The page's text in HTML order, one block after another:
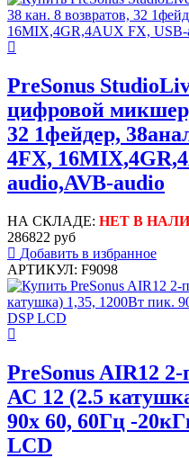
PreSonus
цифровой
32 1фейдер,
4FX,
audio,AVB-audio
НА СКЛАДЕ: НЕТ В
286822 руб
Добавить в избранное
АРТИКУЛ: F9098
PreSonus AIR12
АС 12 (2.5
90x 60, 60Гц -
LCD